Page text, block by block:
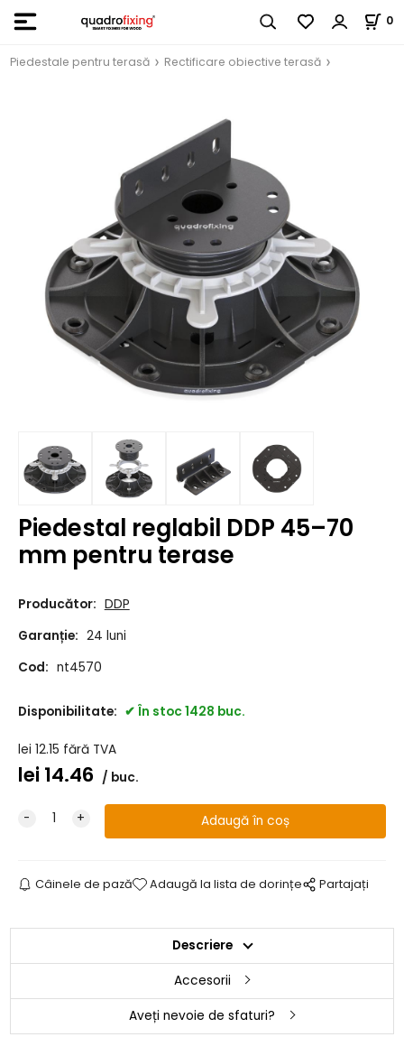
0
Piedestale pentru terasă Rectificare obiective terasă
Piedestal reglabil DDP 45–70
mm pentru terase
Producător: DDP
Garanție: 24 luni
Cod: nt4570
Disponibilitate: În stoc 1428 buc.
lei 12.15 fără TVA
lei14.46 buc.
Câinele de pază Adaugă la lista de dorințe Partajați
Descriere
Accesorii
Aveți nevoie de sfaturi?